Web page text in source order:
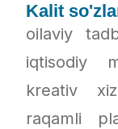
Kalit
oilaviy
iqtisodiy
kreativ
raqamli